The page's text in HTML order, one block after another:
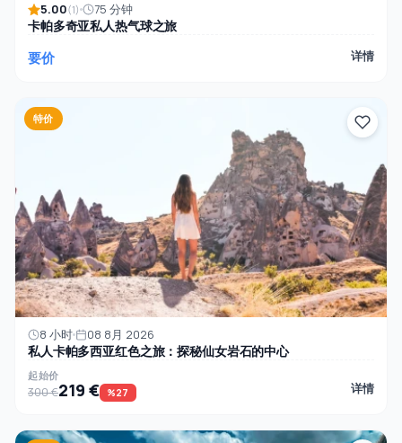
5.00(1) 75 分钟
卡帕多奇亚私人热气球之旅
要价 详情
特价
8 小时 08 8月 2026
私人卡帕多西亚红色之旅：探秘仙女岩石的中心
起始价
300 €219 € %27 详情